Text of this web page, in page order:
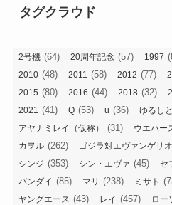
タグクラウド
2号機 (64) 20周年記念 (57) 1997
2010 (48) 2011 (58) 2012 (77)
2015 (80) 2016 (44) 2018 (32)
2021 (41) Q (53) u (36) ゆるしと
アヤナミレイ（仮称） (31) ウエハー
カヲル (262) ゴジラ対エヴァンゲリ
シンジ (353) シン・エヴァ (45) セ
バンダイ (85) マリ (238) ミサト
ヤングエース (43) レイ (457) ロー